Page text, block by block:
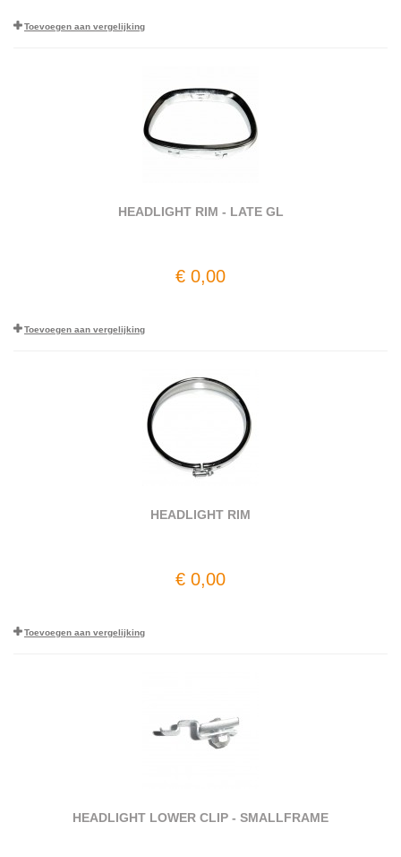
Toevoegen aan vergelijking
HEADLIGHT RIM - LATE GL
€ 0,00
Toevoegen aan vergelijking
HEADLIGHT RIM
€ 0,00
Toevoegen aan vergelijking
HEADLIGHT LOWER CLIP - SMALLFRAME